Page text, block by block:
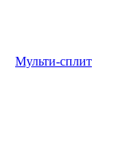
Мульти-сплит